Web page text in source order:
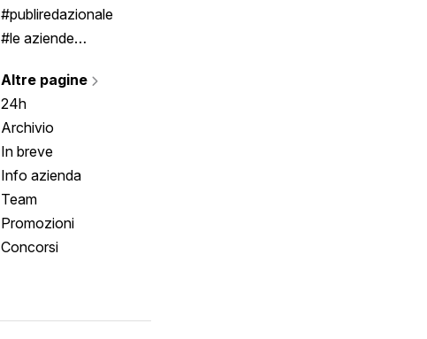
#publiredazionale
#le aziende
Altre pagine
24h
Archivio
In breve
Info azienda
Team
Promozioni
Concorsi